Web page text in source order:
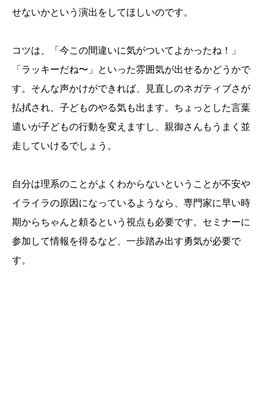
せないかという演出をしてほしいのです。
コツは、「今この間違いに気がついてよかったね！」
「ラッキーだね〜」といった雰囲気が出せるかどうかで
す。そんな声かけができれば、見直しのネガティブさが
払拭され、子どものやる気も出ます。ちょっとした言葉
遣いが子どもの行動を変えますし、親御さんもうまく並
走していけるでしょう。
自分は理系のことがよくわからないということが不安や
イライラの原因になっているようなら、専門家に早い時
期からちゃんと頼るという視点も必要です。セミナーに
参加して情報を得るなど、一歩踏み出す勇気が必要で
す。